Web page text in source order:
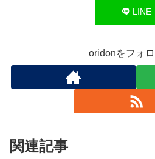
LINE
oridonをフォ
関連記事